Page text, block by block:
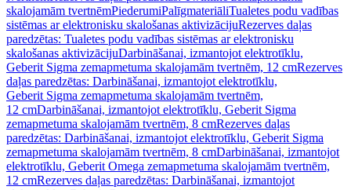
skalojamām tvertnēmPiederumiPalīgmateriāliTualetes podu vadības
sistēmas ar elektronisku skalošanas aktivizācijuRezerves daļas
paredzētas: Tualetes podu vadības sistēmas ar elektronisku
skalošanas aktivizācijuDarbināšanai, izmantojot elektrotīklu,
Geberit Sigma zemapmetuma skalojamām tvertnēm, 12 cmRezerves
daļas paredzētas: Darbināšanai, izmantojot elektrotīklu,
Geberit Sigma zemapmetuma skalojamām tvertnēm,
12 cmDarbināšanai, izmantojot elektrotīklu, Geberit Sigma
zemapmetuma skalojamām tvertnēm, 8 cmRezerves daļas
paredzētas: Darbināšanai, izmantojot elektrotīklu, Geberit Sigma
zemapmetuma skalojamām tvertnēm, 8 cmDarbināšanai, izmantojot
elektrotīklu, Geberit Omega zemapmetuma skalojamām tvertnēm,
12 cmRezerves daļas paredzētas: Darbināšanai, izmantojot